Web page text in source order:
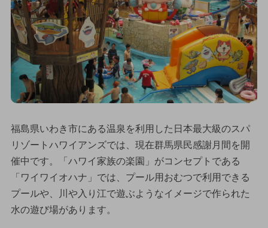
福島県いわき市にある温泉を利用した日本最大級のスパ
リゾートハワイアンズでは、現在群馬県民感謝月間を開
催中です。「ハワイ家族の楽園」がコンセプトである
「ワイワイオハナ」では、プール用おむつで利用できる
プールや、川や入り江で遊ぶようなイメージで作られた
水の遊び場があります。